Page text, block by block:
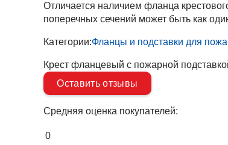
Отличается наличием фланца
поперечных сечений может быть как
Категории:Фланцы и подставки для
Крест фланцевый с пожарной
Оставить отзывы
Средняя оценка покупателей:
0